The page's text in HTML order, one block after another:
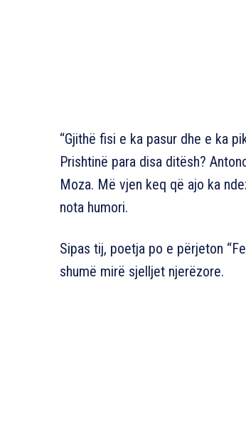
“Gjithë fisi e ka pasur dhe e ka
Prishtinë para disa ditësh?
Moza. Më vjen keq që ajo ka
nota humori.
Sipas tij, poetja po e përjeton
shumë mirë sjelljet njerëzore.